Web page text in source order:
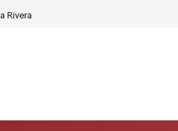
Rivera